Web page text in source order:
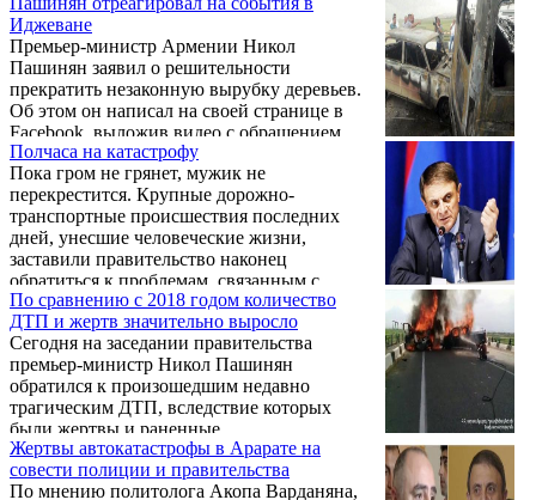
Иджеване
Премьер-министр Армении Никол
Пашинян заявил о решительности
прекратить незаконную вырубку деревьев.
Об этом он написал на своей странице в
Facebook, выложив видео с обращением
начальника полиции к сотрудникам.
Полчаса на катастрофу
Пока гром не грянет, мужик не
перекрестится. Крупные дорожно-
транспортные происшествия последних
дней, унесшие человеческие жизни,
заставили правительство наконец
обратиться к проблемам, связанным с
ситуацией на наших дорогах.
По сравнению с 2018 годом количество
ДТП и жертв значительно выросло
Сегодня на заседании правительства
премьер-министр Никол Пашинян
обратился к произошедшим недавно
трагическим ДТП, вследствие которых
были жертвы и раненные.
Жертвы автокатастрофы в Арарате на
совести полиции и правительства
По мнению политолога Акопа Варданяна,